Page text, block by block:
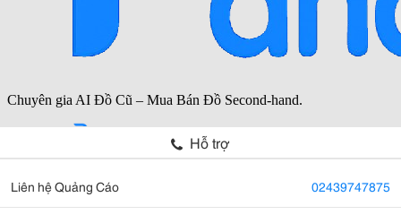
Hỗ trợ
Liên hệ Quảng Cáo 02439747875